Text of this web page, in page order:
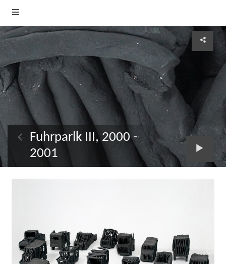
Fuhrparlk III, 2000 -
2001